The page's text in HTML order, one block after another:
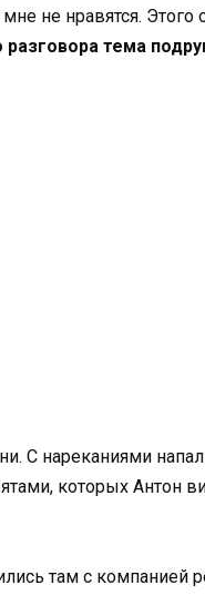
не нравятся. Этого
разговора тема
С нареканиями
которых Антон
там с компанией